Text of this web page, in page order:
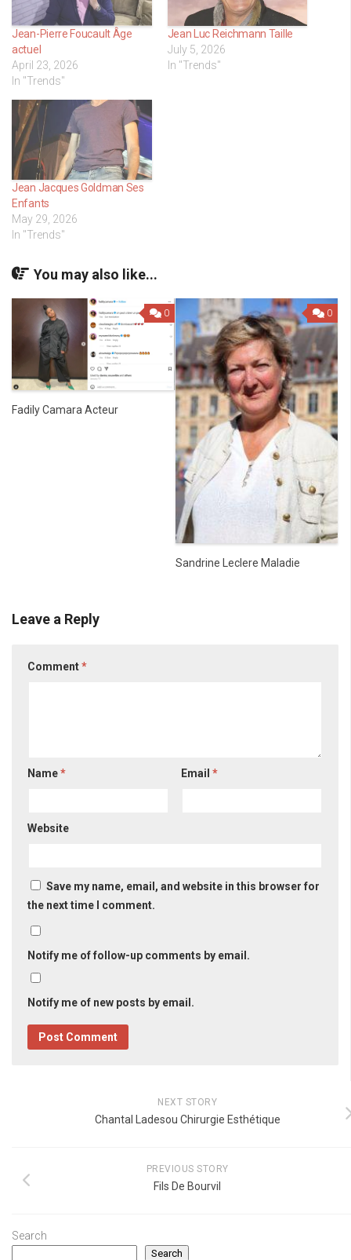
Jean-Pierre Foucault Âge
actuel
April 23, 2026
In "Trends"
Jean Luc Reichmann Taille
July 5, 2026
In "Trends"
Jean Jacques Goldman Ses
Enfants
May 29, 2026
In "Trends"
You may also like...
0
Fadily Camara Acteur
0
Sandrine Leclere Maladie
Leave a Reply
Comment*
Name* Email*
Website
Save my name, email, and website in this browser for
the next time I comment.
Notify me of follow-up comments by email.
Notify me of new posts by email.
NEXT STORY
Chantal Ladesou Chirurgie Esthétique
PREVIOUS STORY
Fils De Bourvil
Search
Search